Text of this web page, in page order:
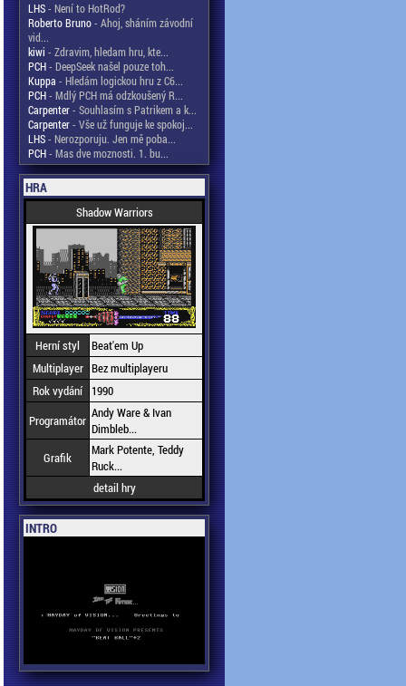
LHS- Není to HotRod?
Roberto Bruno- Ahoj, sháním závodní
vid...
kiwi - Zdravim, hledam hru, kte...
PCH- DeepSeek našel pouze toh...
Kuppa - Hledám logickou hru z C6...
PCH- Mdlý PCH má odzkoušený R...
Carpenter- Souhlasím s Patrikem a k...
Carpenter- Vše už funguje ke spokoj...
LHS- Nerozporuju. Jen mě poba...
PCH- Mas dve moznosti. 1. bu...
HRA
Shadow Warriors
Herní styl
Beat'em Up
Multiplayer Bez multiplayeru
Rok vydání
1990
Programátor Andy Ware & Ivan
Dimbleb...
Grafik
Mark Potente, Teddy
Ruck...
detail hry
INTRO